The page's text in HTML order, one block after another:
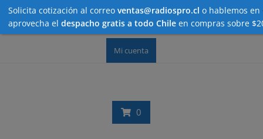
Mi cuenta
0
Solicita cotización al correo ventas@radiospro.cl o hablemos en
aprovecha el despacho gratis a todo Chile en compras sobre